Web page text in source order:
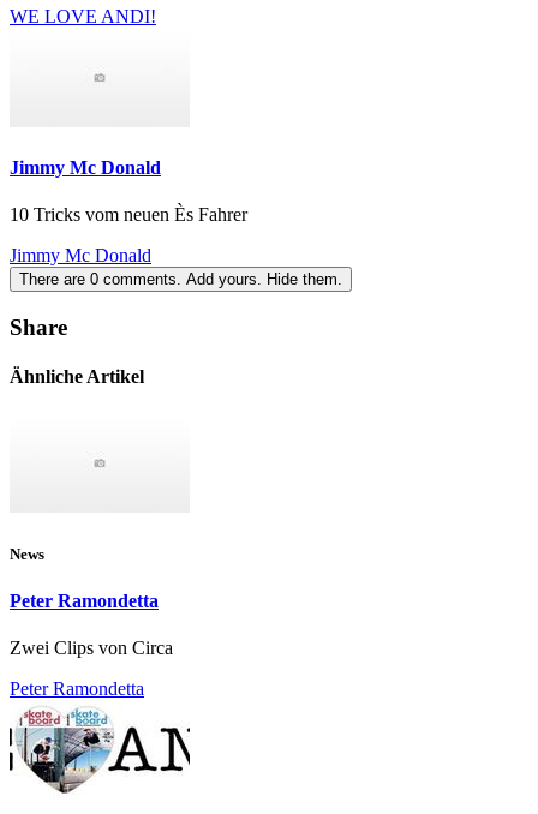
WE LOVE ANDI!
Jimmy Mc Donald
10 Tricks vom neuen Ès Fahrer
Jimmy Mc Donald
There are 0 comments. Add yours. Hide them.
Share
Ähnliche Artikel
News
Peter Ramondetta
Zwei Clips von Circa
Peter Ramondetta